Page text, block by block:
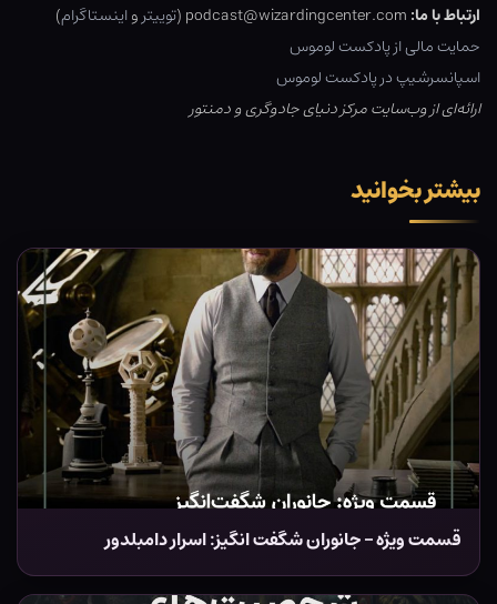
ارتباط با ما: podcast@wizardingcenter.com ( توییترواینستاگرام)
حمایت مالی از پادکست لوموس
اسپانسرشیپ در پادکست لوموس
ارائه‌ای از وب‌سایت مرکز دنیای جادوگری و دمنتور
بیشتر بخوانید
قسمت ویژه – جانوران شگفت انگیز: اسرار دامبلدور